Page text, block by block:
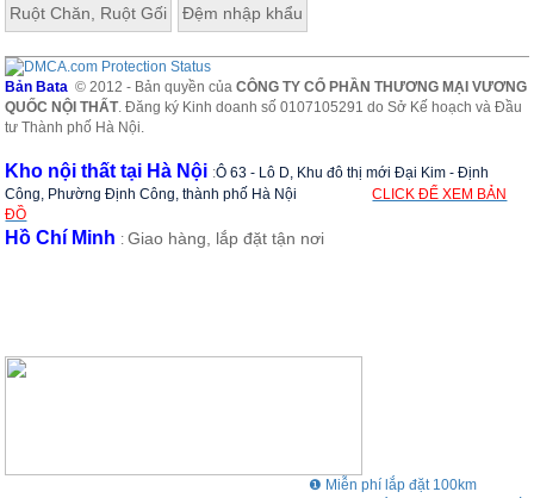
Ruột Chăn, Ruột Gối Đệm nhập khẩu
Bản Bata © 2012 - Bản quyền củaCÔNG TY CỔ PHẦN THƯƠNG MẠI VƯƠNG
QUỐC NỘI THẤT. Đăng ký Kinh doanh số 0107105291 do Sở Kế hoạch và Đầu
tư Thành phố Hà Nội.
Kho nội thất tại Hà Nội :Ô 63 - Lô D, Khu đô thị mới Đại Kim - Định
Công, Phường Định Công, thành phố Hà Nội
CLICK ĐỂ XEM BẢN
ĐỒ
Hồ Chí Minh :Giao hàng, lắp đặt tận nơi
❶ Miễn phí lắp đặt 100km